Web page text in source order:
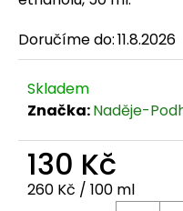
Doručíme do:11.8.2026
Skladem
Značka:Naděje-
130 Kč
Měrná cena:
260 Kč / 100 ml
r
u
č
u
e